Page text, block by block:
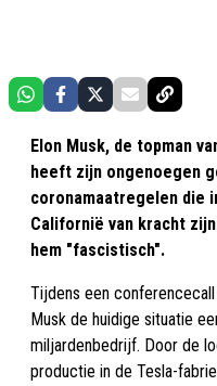
Elon Musk, de topman
heeft zijn ongenoegen
coronamaatregelen die
Californië van kracht
hem "fascistisch".
Tijdens een
Musk de huidige situatie
miljardenbedrijf. Door de
productie in de Tesla-